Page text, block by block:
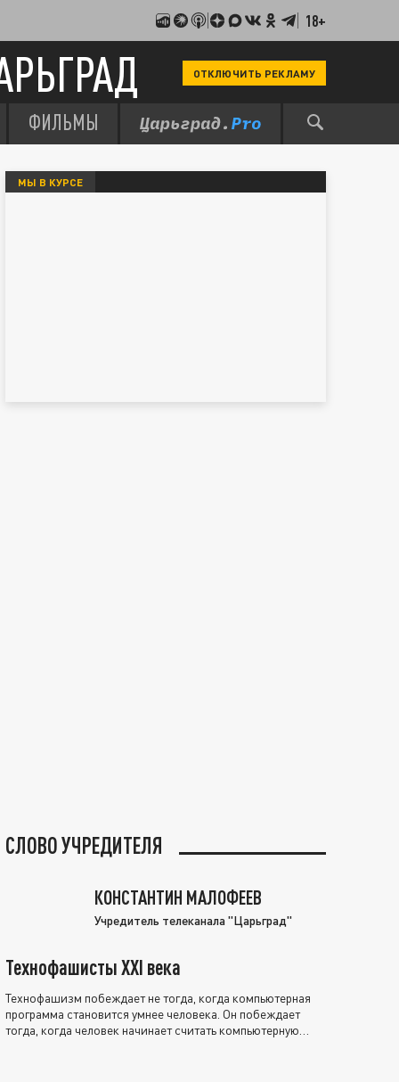
18+
ОТКЛЮЧИТЬ РЕКЛАМУ
ФИЛЬМЫ
МЫ В КУРСЕ
СЛОВО УЧРЕДИТЕЛЯ
КОНСТАНТИН МАЛОФЕЕВ
Учредитель телеканала "Царьград"
Технофашисты XXI века
Технофашизм побеждает не тогда, когда компьютерная
программа становится умнее человека. Он побеждает
тогда, когда человек начинает считать компьютерную